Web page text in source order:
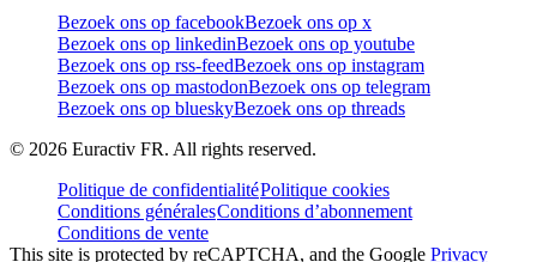
Bezoek ons op facebookBezoek ons op x
Bezoek ons op linkedinBezoek ons op youtube
Bezoek ons op rss-feedBezoek ons op instagram
Bezoek ons op mastodonBezoek ons op telegram
Bezoek ons op blueskyBezoek ons op threads
© 2026 Euractiv FR. All rights reserved.
Politique de confidentialitéPolitique cookies
Conditions généralesConditions d’abonnement
Conditions de vente
This site is protected by reCAPTCHA, and the Google Privacy